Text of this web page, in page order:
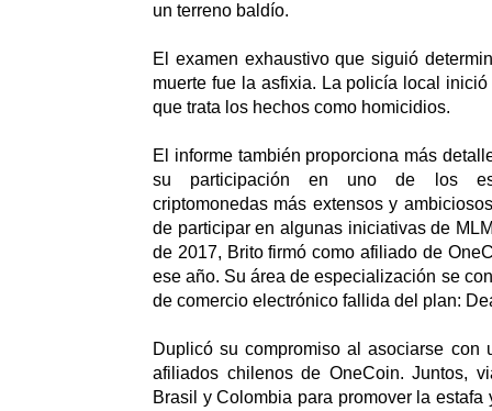
un terreno baldío.
El examen exhaustivo que siguió
muerte fue la asfixia. La policía local
que trata los hechos como homicidios.
El informe también proporciona más
su participación en uno de los
criptomonedas más extensos y
de participar en algunas iniciativas de
de 2017, Brito firmó como afiliado de
ese año. Su área de especialización se
de comercio electrónico fallida del plan:
Duplicó su compromiso al asociarse con
afiliados chilenos de OneCoin. Juntos,
Brasil y Colombia para promover la estafa